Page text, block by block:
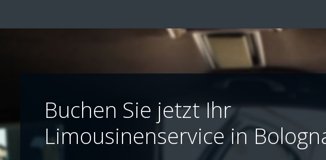
Buchen Sie jetzt Ihr
Limousinenservice in